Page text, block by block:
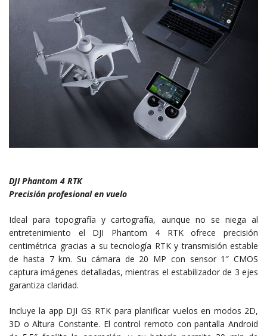
DJI Phantom 4 RTK
Precisión profesional en vuelo
Ideal para topografía y cartografía, aunque no se niega al
entretenimiento el DJI Phantom 4 RTK ofrece precisión
centimétrica gracias a su tecnología RTK y transmisión estable
de hasta 7 km. Su cámara de 20 MP con sensor 1″ CMOS
captura imágenes detalladas, mientras el estabilizador de 3 ejes
garantiza claridad.
Incluye la app DJI GS RTK para planificar vuelos en modos 2D,
3D o Altura Constante. El control remoto con pantalla Android